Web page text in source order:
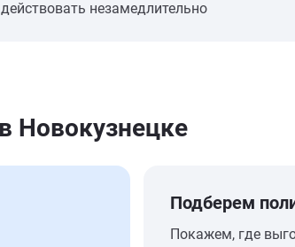
незамедлительно
Новокузнецке
Подберем
Покажем, где